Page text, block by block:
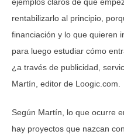
rentabilizarlo al principio,
financiación y lo que quieren
para luego estudiar cómo
¿a través de publicidad,
Martín, editor de Loogic.com.
Según Martín, lo que ocurre
hay proyectos que nazcan